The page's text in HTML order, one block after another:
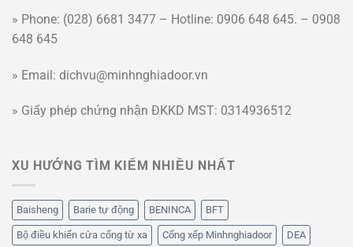
» Phone: (028) 6681 3477 – Hotline: 0906 648 645. – 0908
648 645
» Email: dichvu@minhnghiadoor.vn
» Giấy phép chứng nhận ĐKKD MST: 0314936512
XU HƯỚNG TÌM KIẾM NHIỀU NHẤT
Baisheng Barie tự động BENINCA BFT
Bộ điều khiển cửa cổng từ xa Cổng xếp Minhnghiadoor DEA